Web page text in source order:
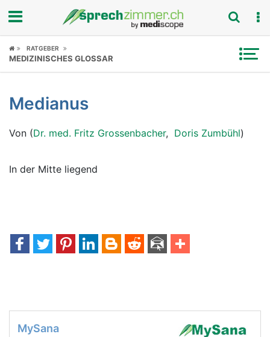
Fokus
Symptome
Untersuchungen
News
RATGEBER
MEDIZINISCHES GLOSSAR
Medianus
Von (Dr. med. Fritz Grossenbacher, Doris Zumbühl)
In der Mitte liegend
MySana